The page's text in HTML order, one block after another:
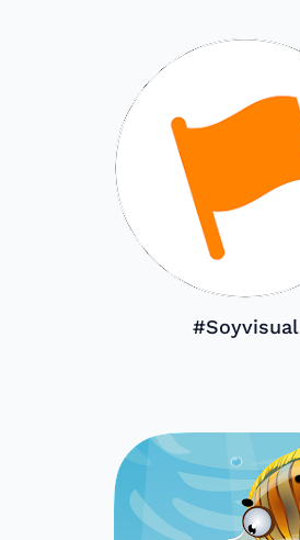
#Soyvisual